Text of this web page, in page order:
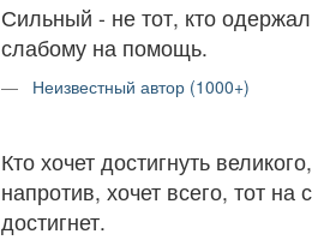
Сильный - не тот, кто
слабому на помощь.
Неизвестный автор (1000+)
Кто хочет достигнуть
напротив, хочет всего, тот
достигнет.